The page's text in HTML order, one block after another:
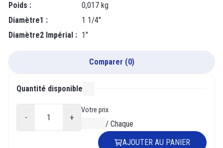
Poids :
0,017 kg
Diamètre1 :
1 1/4"
Diamètre2 Impérial : 1"
Comparer (0)
Quantité disponible
- +
Votre prix
/ Chaque
AJOUTER AU PANIER